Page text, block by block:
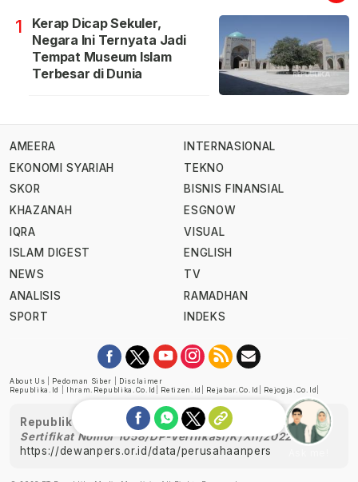
1
Kerap Dicap Sekuler,
Negara Ini Ternyata Jadi
Tempat Museum Islam
Terbesar di Dunia
AMEERA
EKONOMI SYARIAH
SKOR
KHAZANAH
IQRA
ISLAM DIGEST
NEWS
ANALISIS
SPORT
INTERNASIONAL
TEKNO
BISNIS FINANSIAL
ESGNOW
VISUAL
ENGLISH
TV
RAMADHAN
INDEKS
About Us Pedoman Siber
Disclaimer
Republika.id
Ihram.republika.co.id Retizen.id Rejabar.co.id Rejogja.co.id
Republika telah diverifikasi oleh Dewan Pers
Sertifikat Nomor 1058/DP-Verifikasi/K/XII/2022
https://dewanpers.or.id/data/perusahaanpers